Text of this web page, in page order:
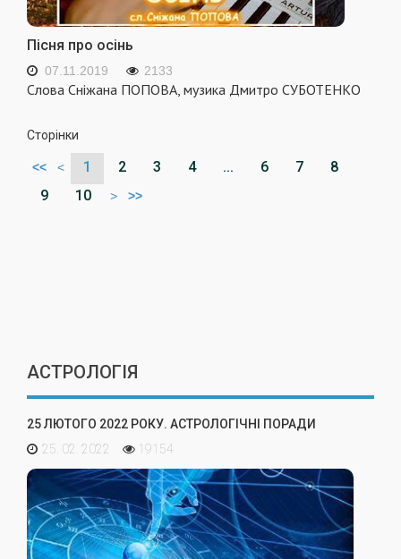
Пісня про осінь
07.11.2019 2133
Cлова Сніжана ПОПОВА, музика Дмитро СУБОТЕНКО
Сторінки
<< < 1 2 3 4 ... 6 7
8
9
10 > >>
АСТРОЛОГІЯ
25 ЛЮТОГО 2022 РОКУ. АСТРОЛОГІЧНІ ПОРАДИ
25. 02. 2022
19154